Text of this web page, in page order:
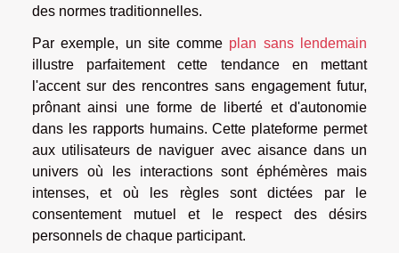
des normes traditionnelles.
Par exemple, un site comme plan sans lendemain
illustre parfaitement cette tendance en mettant
l'accent sur des rencontres sans engagement futur,
prônant ainsi une forme de liberté et d'autonomie
dans les rapports humains. Cette plateforme permet
aux utilisateurs de naviguer avec aisance dans un
univers où les interactions sont éphémères mais
intenses, et où les règles sont dictées par le
consentement mutuel et le respect des désirs
personnels de chaque participant.